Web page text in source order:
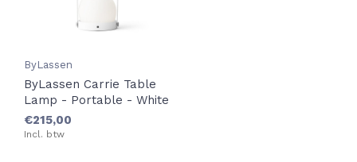
ByLassen
ByLassen Carrie Table
Lamp - Portable - White
€215,00
Incl. btw